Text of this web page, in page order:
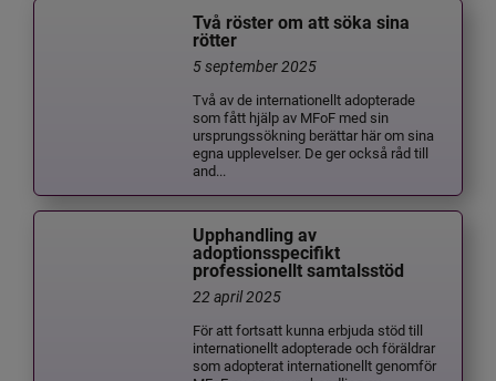
Två röster om att söka sina
rötter
5 september 2025
Två av de internationellt adopterade
som fått hjälp av MFoF med sin
ursprungssökning berättar här om sina
egna upplevelser. De ger också råd till
and...
Upphandling av
adoptionsspecifikt
professionellt samtalsstöd
22 april 2025
För att fortsatt kunna erbjuda stöd till
internationellt adopterade och föräldrar
som adopterat internationellt genomför